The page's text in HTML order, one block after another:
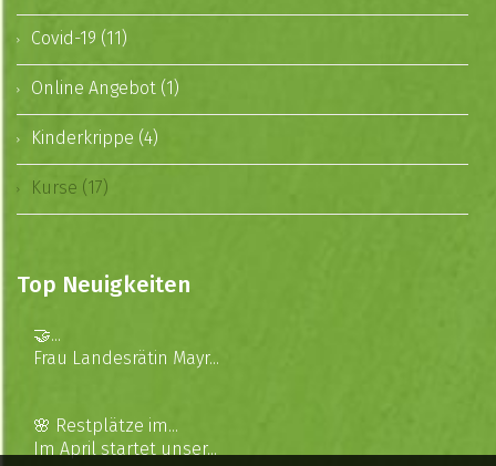
Covid-19 (11)
Online Angebot (1)
Kinderkrippe (4)
Kurse (17)
Top Neuigkeiten
🤝...
Frau Landesrätin Mayr...
🌸 Restplätze im...
Im April startet unser...